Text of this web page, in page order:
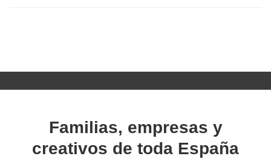
Familias, empresas y
creativos de toda España